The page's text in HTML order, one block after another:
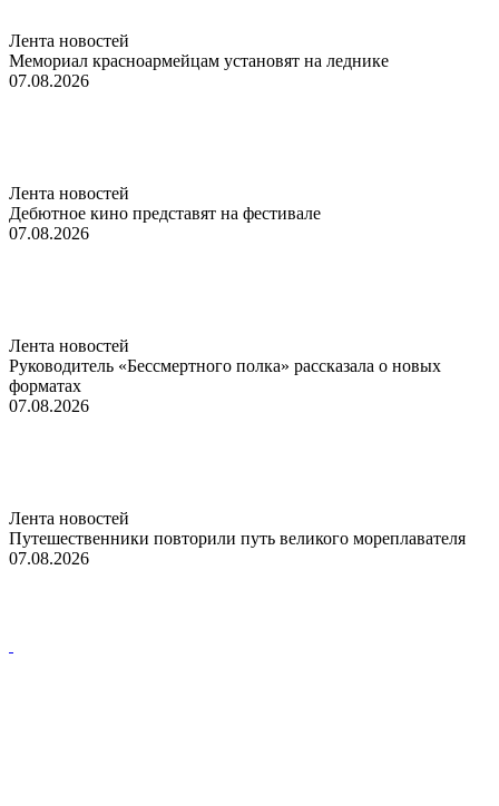
Лента новостей
Мемориал красноармейцам установят на леднике
07.08.2026
Лента новостей
Дебютное кино представят на фестивале
07.08.2026
Лента новостей
Руководитель «Бессмертного полка» рассказала о новых
форматах
07.08.2026
Лента новостей
Путешественники повторили путь великого мореплавателя
07.08.2026